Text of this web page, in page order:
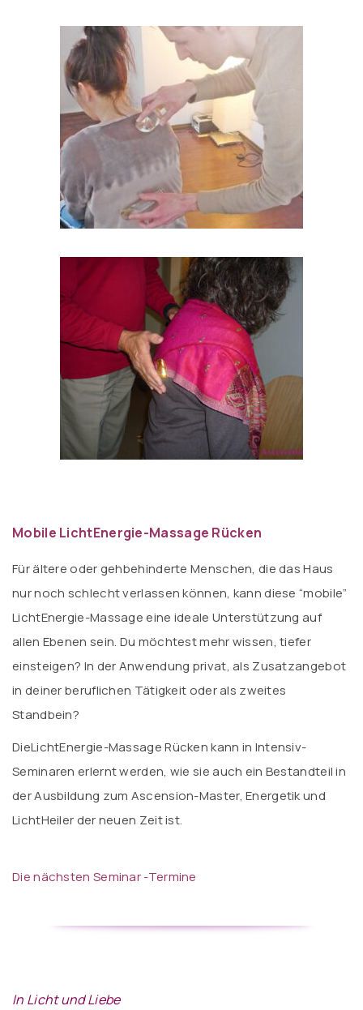
Mobile LichtEnergie-Massage Rücken
Für ältere oder gehbehinderte Menschen, die das Haus
nur noch schlecht verlassen können, kann diese “mobile”
LichtEnergie-Massage eine ideale Unterstützung auf
allen Ebenen sein. Du möchtest mehr wissen, tiefer
einsteigen? In der Anwendung privat, als Zusatzangebot
in deiner beruflichen Tätigkeit oder als zweites
Standbein?
DieLichtEnergie-Massage Rücken kann in Intensiv-
Seminaren erlernt werden, wie sie auch ein Bestandteil in
der Ausbildung zum Ascension-Master, Energetik und
LichtHeiler der neuen Zeit ist.
Die nächsten Seminar -Termine
In Licht und Liebe